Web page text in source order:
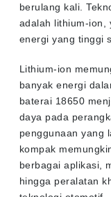
berulang kali.
adalah lithium-ion,
energi yang tinggi
Lithium-ion
banyak energi
baterai 18650
daya pada
penggunaan yang
kompak
berbagai aplikasi,
hingga peralatan